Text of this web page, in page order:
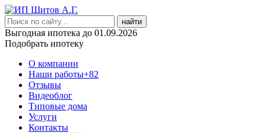
найти
Выгодная ипотека до 01.09.2026
Подобрать ипотеку
О компании
Наши работы+82
Отзывы
Видеоблог
Типовые дома
Услуги
Контакты